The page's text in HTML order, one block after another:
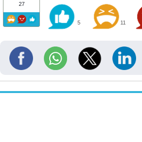
27
5 11